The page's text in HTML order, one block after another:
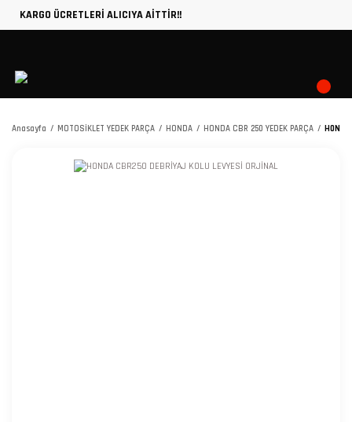
KARGO ÜCRETLERİ ALICIYA AİTTİR!!
Anasayfa MOTOSİKLET YEDEK PARÇA HONDA HONDA CBR 250 YEDEK PARÇA HONDA